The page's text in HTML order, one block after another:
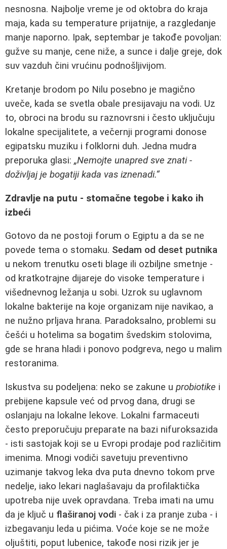
nesnosna. Najbolje vreme je od oktobra do kraja
maja, kada su temperature prijatnije, a razgledanje
manje naporno. Ipak, septembar je takođe povoljan:
gužve su manje, cene niže, a sunce i dalje greje, dok
suv vazduh čini vrućinu podnošljivijom.
Kretanje brodom po Nilu posebno je magično
uveče, kada se svetla obale presijavaju na vodi. Uz
to, obroci na brodu su raznovrsni i često uključuju
lokalne specijalitete, a večernji programi donose
egipatsku muziku i folklorni duh. Jedna mudra
preporuka glasi: „Nemojte unapred sve znati -
doživljaj je bogatiji kada vas iznenadi.“
Zdravlje na putu - stomačne tegobe i kako ih
izbeći
Gotovo da ne postoji forum o Egiptu a da se ne
povede tema o stomaku. Sedam od deset putnika
u nekom trenutku oseti blage ili ozbiljne smetnje -
od kratkotrajne dijareje do visoke temperature i
višednevnog ležanja u sobi. Uzrok su uglavnom
lokalne bakterije na koje organizam nije navikao, a
ne nužno prljava hrana. Paradoksalno, problemi su
češći u hotelima sa bogatim švedskim stolovima,
gde se hrana hladi i ponovo podgreva, nego u malim
restoranima.
Iskustva su podeljena: neko se zakune u probiotike i
prebijene kapsule već od prvog dana, drugi se
oslanjaju na lokalne lekove. Lokalni farmaceuti
često preporučuju preparate na bazi nifuroksazida
- isti sastojak koji se u Evropi prodaje pod različitim
imenima. Mnogi vodiči savetuju preventivno
uzimanje takvog leka dva puta dnevno tokom prve
nedelje, iako lekari naglašavaju da profilaktička
upotreba nije uvek opravdana. Treba imati na umu
da je ključ u flaširanoj vodi - čak i za pranje zuba - i
izbegavanju leda u pićima. Voće koje se ne može
oljuštiti, poput lubenice, takođe nosi rizik jer je